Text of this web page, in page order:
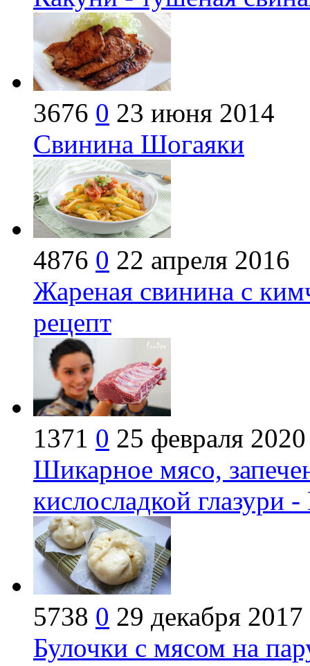
3676 0 23 июня 2014
Свинина Шогаяки
4876 0 22 апреля 2016
Жареная свинина с
рецепт
1371 0 25 февраля 2020
Шикарное мясо,
кислосладкой глазури
5738 0 29 декабря 2017
Булочки с мясом на